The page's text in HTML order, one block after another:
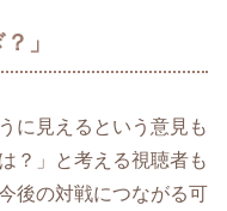
」
に見えるという意見も
？」と考える視聴者も
後の対戦につながる可